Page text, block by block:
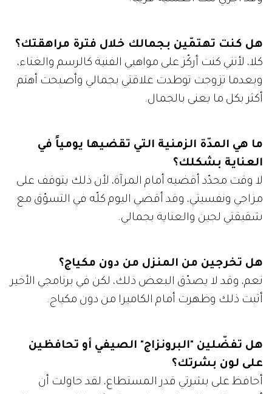
هل كنت تهتمّين بجمالك خلال فترة مراهقتك؟
كلا، لأنني كنت أركّز على مواهبي الفنية كالرسم والغناء،
وبعدما تزوجت توطدت علاقتي بجمالي وأصبحت أهتم
أكثر بكل ما يعنى بالجمال.
ما هي المدّة الزمنية التي تقضيها يومياً في
العناية بشكلك؟
لا وقت محدّد أقضيه أمام المرآة، لأن ذلك يتوقف على
مزاجي ونفسيتي، وقد أقضي اليوم كلّه في التسوّق مع
شقيقتي لجين والعناية بجمالي.
هل تخرجين من المنزل من دون مكياج؟
نعم، وقد لا يصدّق البعض ذلك، لكن في برنامجي الأخير
أثبت ذلك وظهرت أمام الكاميرا من دون مكياج.
هل تفضّلين "البرونزاج" الصيفي أو تحافظين
على لون بشرتك؟
أحافظ على بشرتي قدر المستطاع، لقد حاولت أن